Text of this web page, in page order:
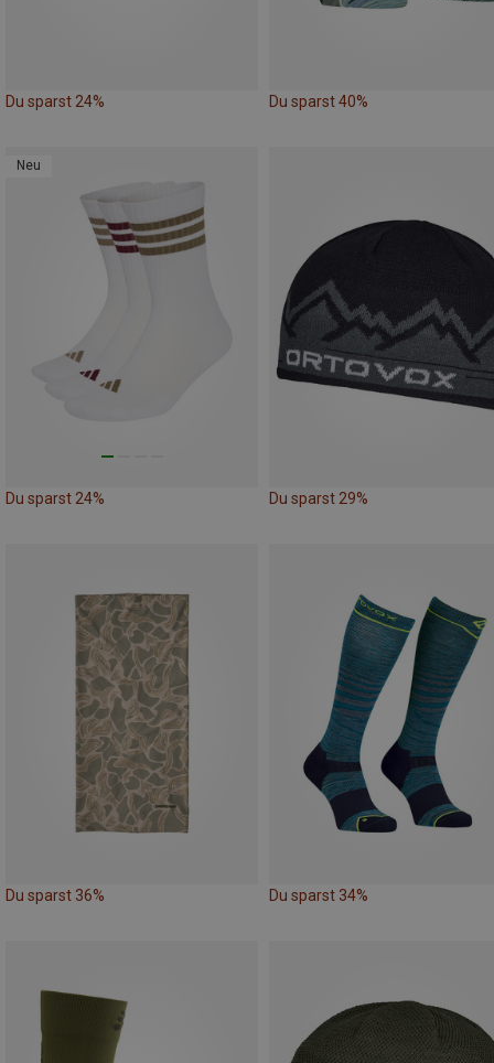
Du sparst 24% Du sparst 40%
Neu
Du sparst 24% Du sparst 29%
Du sparst 36% Du sparst 34%